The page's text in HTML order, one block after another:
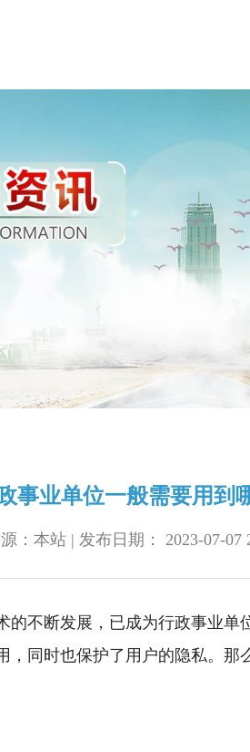
事业单位一般需要用到
：本站 | 发布日期： 2023-07-07
不断发展，已成为行政事业单
同时也保护了用户的隐私。